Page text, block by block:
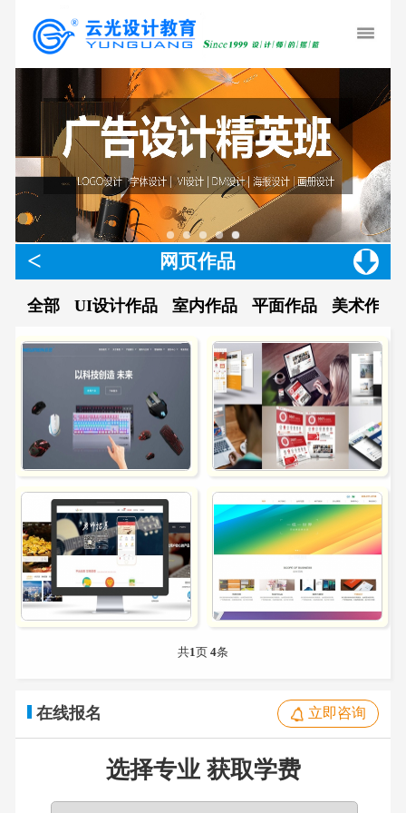
< 网页作品
全部 UI设计作品 室内作品 平面作品 美术作品
共1页 4条
在线报名 立即咨询
选择专业 获取学费